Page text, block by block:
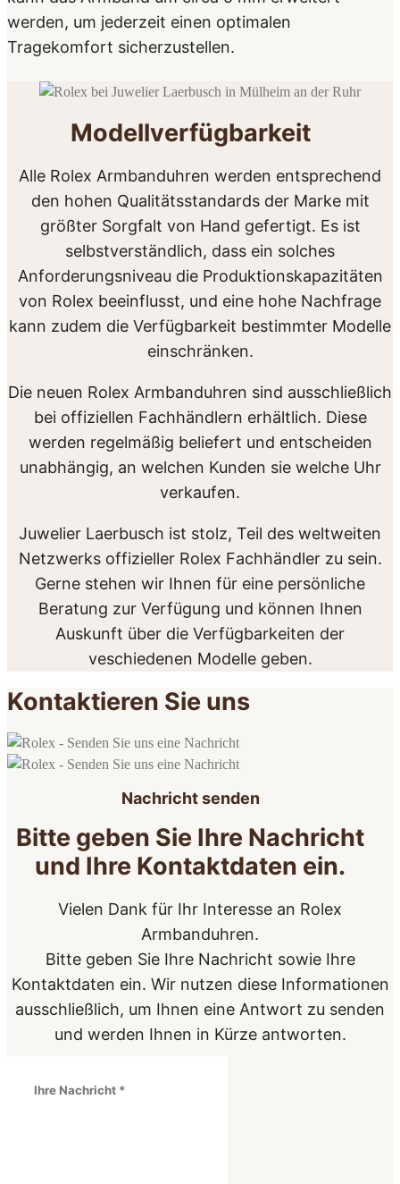
werden, um jederzeit einen optimalen
Tragekomfort sicherzustellen.
Modellverfügbarkeit
Alle Rolex Armbanduhren werden entsprechend
den hohen Qualitätsstandards der Marke mit
größter Sorgfalt von Hand gefertigt. Es ist
selbstverständlich, dass ein solches
Anforderungsniveau die Produktionskapazitäten
von Rolex beeinflusst, und eine hohe Nachfrage
kann zudem die Verfügbarkeit bestimmter Modelle
einschränken.
Die neuen Rolex Armbanduhren sind ausschließlich
bei offiziellen Fachhändlern erhältlich. Diese
werden regelmäßig beliefert und entscheiden
unabhängig, an welchen Kunden sie welche Uhr
verkaufen.
Juwelier Laerbusch ist stolz, Teil des weltweiten
Netzwerks offizieller Rolex Fachhändler zu sein.
Gerne stehen wir Ihnen für eine persönliche
Beratung zur Verfügung und können Ihnen
Auskunft über die Verfügbarkeiten der
veschiedenen Modelle geben.
Kontaktieren Sie uns
Nachricht senden
Bitte geben Sie Ihre Nachricht
und Ihre Kontaktdaten ein.
Vielen Dank für Ihr Interesse an Rolex
Armbanduhren.
Bitte geben Sie Ihre Nachricht sowie Ihre
Kontaktdaten ein. Wir nutzen diese Informationen
ausschließlich, um Ihnen eine Antwort zu senden
und werden Ihnen in Kürze antworten.